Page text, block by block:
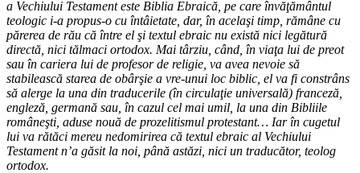
a Vechiului Testament este Biblia Ebraică, pe care învăţământul
teologic i-a propus-o cu întâietate, dar, în acelaşi timp, rămâne cu
părerea de rău că între el şi textul ebraic nu există nici legătură
directă, nici tălmaci ortodox. Mai târziu, când, în viaţa lui de preot
sau în cariera lui de profesor de religie, va avea nevoie să
stabilească starea de obârşie a vre-unui loc biblic, el va fi constrâns
să alerge la una din traducerile (în circulaţie universală) franceză,
engleză, germană sau, în cazul cel mai umil, la una din Bibliile
româneşti, aduse nouă de prozelitismul protestant… Iar în cugetul
lui va rătăci mereu nedomirirea că textul ebraic al Vechiului
Testament n’a găsit la noi, până astăzi, nici un traducător, teolog
ortodox.